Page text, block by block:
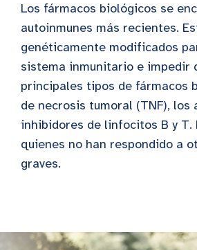
Los fármacos biológicos se
autoinmunes más recientes.
genéticamente modificados
sistema inmunitario e impedir
principales tipos de fármacos
de necrosis tumoral (TNF),
inhibidores de linfocitos B y
quienes no han respondido a
graves.